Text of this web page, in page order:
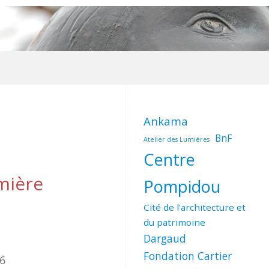
Ankama
Atelier des Lumières BnF
Centre
Pompidou
Cité de l'architecture et
du patrimoine
Dargaud
Fondation Cartier